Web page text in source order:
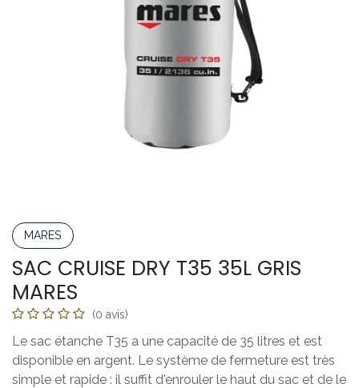
MARES
SAC CRUISE DRY T35 35L GRIS
MARES
(0 avis)
Le sac étanche T35 a une capacité de 35 litres et est
disponible en argent. Le système de fermeture est très
simple et rapide : il suffit d'enrouler le haut du sac et de le